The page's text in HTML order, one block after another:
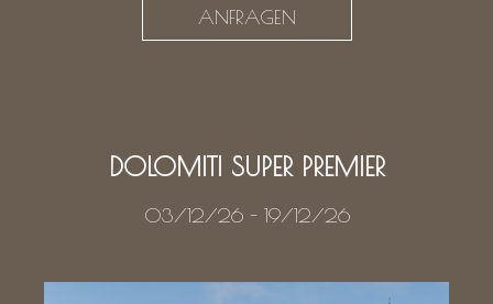
ANFRAGEN
DOLOMITI SUPER PREMIER
03/12/26- 19/12/26